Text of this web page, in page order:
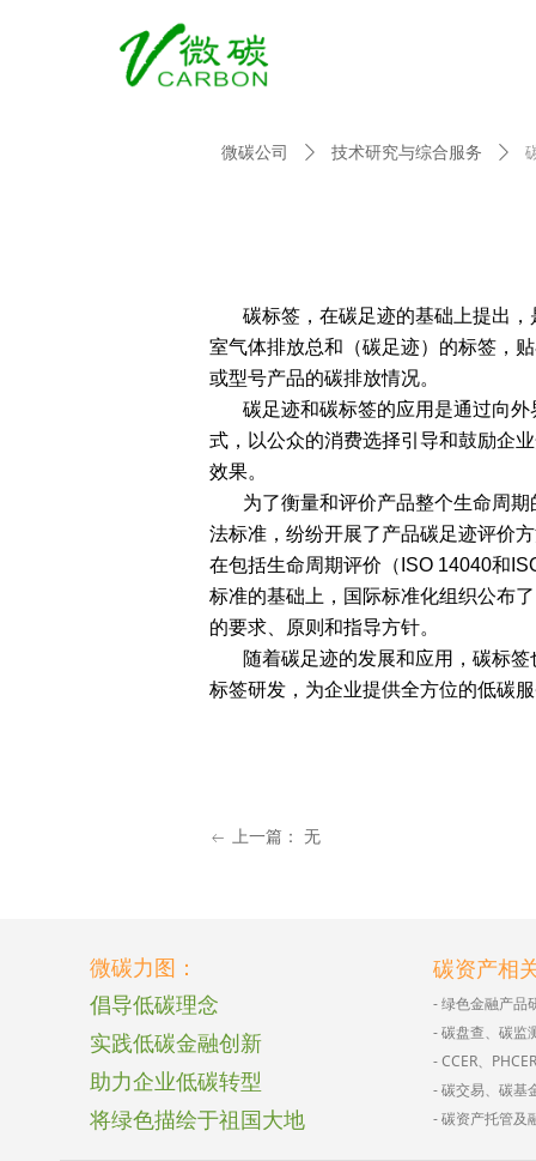
微碳公司 ꄲ 技术研究与综合服务 ꄲ
碳标签，在碳足迹的基础上提出，
室气体排放总和（碳足迹）的标签，
或型号产品的碳排放情况。
碳足迹和碳标签的应用是通过向外
式，以公众的消费选择引导和鼓励企
效果。
为了衡量和评价产品整个生命周期
法标准，纷纷开展了产品碳足迹评价
在包括生命周期评价（ISO 14040和
标准的基础上，国际标准化组织公布
的要求、原则和指导方针。
随着碳足迹的发展和应用，碳标签
标签研发，为企业提供全方位的低碳
ꂃ 上一篇： 无
微碳力图：
倡导低碳理念
实践低碳金融创新
助力企业低碳转型
将绿色描绘于祖国大地
碳资产相
- 绿色金融产品
- 碳盘查、碳监
- CCER、
- 碳交易、碳基
- 碳资产托管及